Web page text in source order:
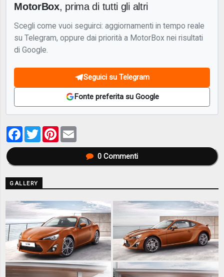
MotorBox, prima di tutti gli altri
Scegli come vuoi seguirci: aggiornamenti in tempo reale
su Telegram, oppure dai priorità a MotorBox nei risultati
di Google.
Seguici su Telegram
Fonte preferita su Google
Facebook
TwitterPinterest
0Commenti
GALLERY